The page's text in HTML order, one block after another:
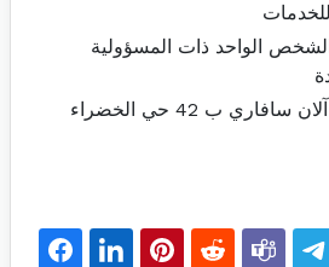
الواحد ذات المسؤولية